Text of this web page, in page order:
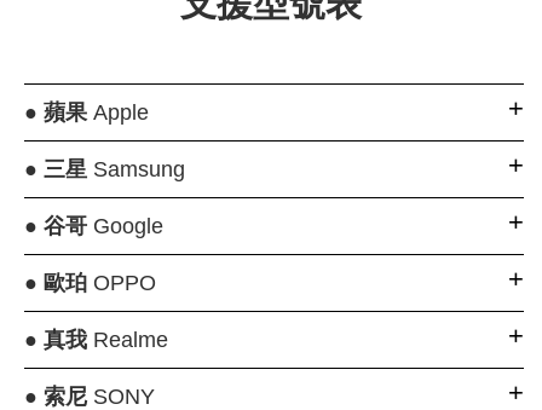
● 蘋果Apple
● 三星Samsung
● 谷哥Google
● 歐珀OPPO
● 真我Realme
● 索尼SONY